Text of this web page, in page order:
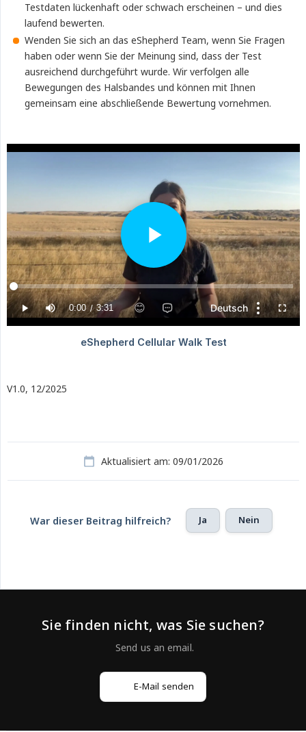
Testdaten lückenhaft oder schwach erscheinen – und dies
laufend bewerten.
Wenden Sie sich an das eShepherd Team, wenn Sie Fragen
haben oder wenn Sie der Meinung sind, dass der Test
ausreichend durchgeführt wurde. Wir verfolgen alle
Bewegungen des Halsbandes und können mit Ihnen
gemeinsam eine abschließende Bewertung vornehmen.
V1.0, 12/2025
Aktualisiert am: 09/01/2026
War dieser Beitrag hilfreich? Ja Nein
Sie finden nicht, was Sie suchen?
E-Mail senden